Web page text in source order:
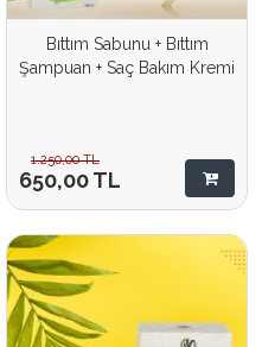
Bıttım Sabunu + Bıttım
Şampuan + Saç Bakım Kremi
1.250,00TL
650,00TL